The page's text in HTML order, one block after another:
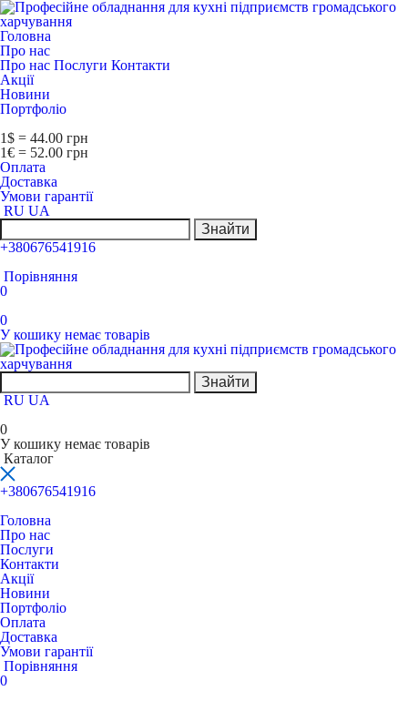
Головна
Про нас
Про нас Послуги Контакти
Акції
Новини
Портфоліо
1$ = 44.00 грн
1€ = 52.00 грн
Оплата
Доставка
Умови гарантії
RU UA
Знайти
+380676541916
Порівняння
0
0
У кошику немає товарів
Знайти
RU UA
0
У кошику немає товарів
Каталог
+380676541916
Головна
Про нас
Послуги
Контакти
Акції
Новини
Портфоліо
Оплата
Доставка
Умови гарантії
Порівняння
0